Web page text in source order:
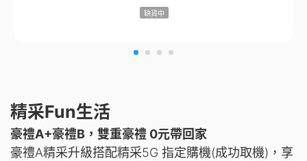
缺貨中
精采Fun生活
豪禮A+豪禮B，雙重豪禮 0元帶回家
豪禮A精采升級搭配精采5G 指定購機(成功取機)，享